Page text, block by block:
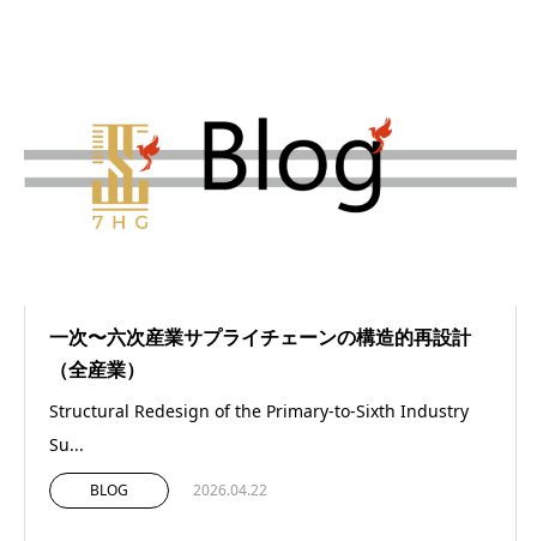
一次〜六次産業サプライチェーンの構造的再設計
（全産業）
Structural Redesign of the Primary-to-Sixth Industry
Su...
BLOG 2026.04.22